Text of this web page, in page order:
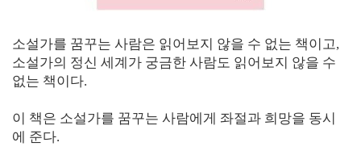
소설가를 꿈꾸는 사람은 읽어보지 않을 수 없는 책이고,
소설가의 정신 세계가 궁금한 사람도 읽어보지 않을 수
없는 책이다.
이 책은 소설가를 꿈꾸는 사람에게 좌절과 희망을 동시
에 준다.